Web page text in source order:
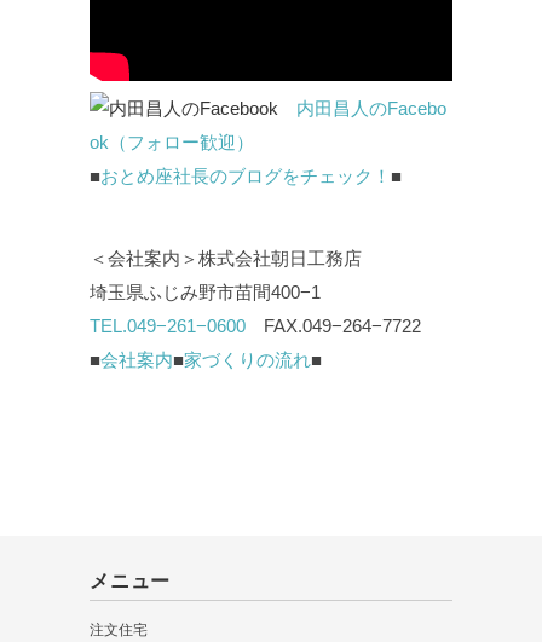
内田昌人のFacebo
ok（フォロー歓迎）
■おとめ座社長のブログをチェック！ ■
＜会社案内＞株式会社朝日工務店
埼玉県ふじみ野市苗間400−1
TEL.049−261−0600 FAX.049−264−7722
■会社案内■家づくりの流れ■
メニュー
注文住宅